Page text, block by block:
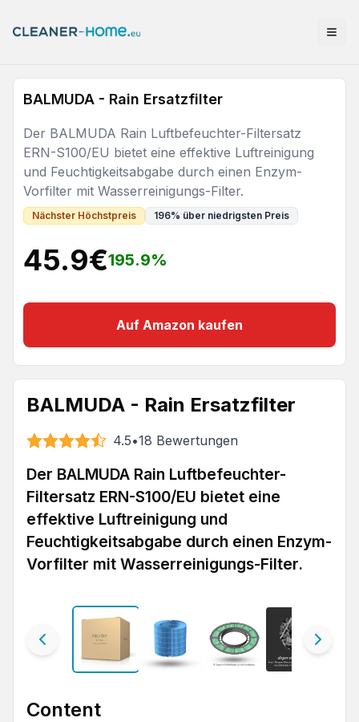
BALMUDA - Rain Ersatzfilter
Der BALMUDA Rain Luftbefeuchter-Filtersatz
ERN-S100/EU bietet eine effektive Luftreinigung
und Feuchtigkeitsabgabe durch einen Enzym-
Vorfilter mit Wasserreinigungs-Filter.
Nächster Höchstpreis 196% über niedrigsten Preis
45.9€195.9%
Auf Amazon kaufen
BALMUDA - Rain Ersatzfilter
4.5•18 Bewertungen
Der BALMUDA Rain Luftbefeuchter-
Filtersatz ERN-S100/EU bietet eine
effektive Luftreinigung und
Feuchtigkeitsabgabe durch einen Enzym-
Vorfilter mit Wasserreinigungs-Filter.
Content